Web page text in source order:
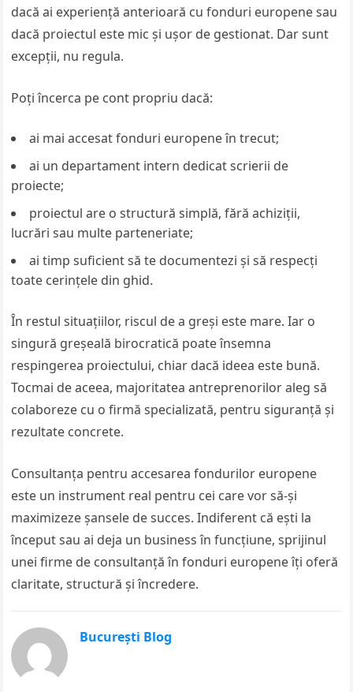
dacă ai experiență anterioară cu fonduri europene sau
dacă proiectul este mic și ușor de gestionat. Dar sunt
excepții, nu regula.
Poți încerca pe cont propriu dacă:
ai mai accesat fonduri europene în trecut;
ai un departament intern dedicat scrierii de
proiecte;
proiectul are o structură simplă, fără achiziții,
lucrări sau multe parteneriate;
ai timp suficient să te documentezi și să respecți
toate cerințele din ghid.
În restul situațiilor, riscul de a greși este mare. Iar o
singură greșeală birocratică poate însemna
respingerea proiectului, chiar dacă ideea este bună.
Tocmai de aceea, majoritatea antreprenorilor aleg să
colaboreze cu o firmă specializată, pentru siguranță și
rezultate concrete.
Consultanța pentru accesarea fondurilor europene
este un instrument real pentru cei care vor să-și
maximizeze șansele de succes. Indiferent că ești la
început sau ai deja un business în funcțiune, sprijinul
unei firme de consultanță în fonduri europene îți oferă
claritate, structură și încredere.
București Blog